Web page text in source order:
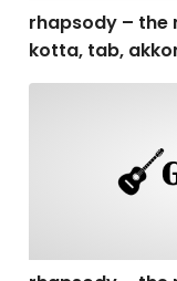
rhapsody –
kotta, tab,